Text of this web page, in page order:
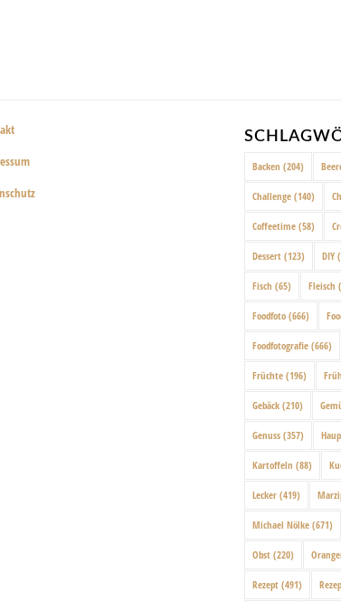
Backen (204)
Challenge (140)
Coffeetime (58)
Dessert (123) DIY
Fisch (65) Fleisch
Foodfoto (666)
Foodfotografie (666)
Früchte (196)
Gebäck (210)
Genuss (357)
Kartoffeln (88)
Lecker (419)
Michael Nölke (671)
Obst (220)
Rezept (491)